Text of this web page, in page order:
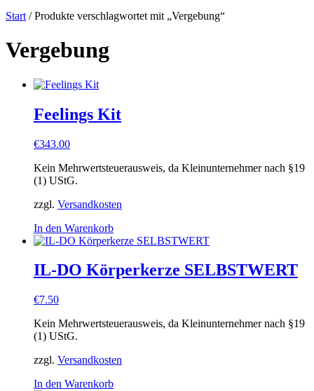
Start / Produkte verschlagwortet mit „Vergebung“
Vergebung
Feelings Kit
€343.00
Kein Mehrwertsteuerausweis, da Kleinunternehmer nach §19
(1) UStG.
zzgl. Versandkosten
In den Warenkorb
IL-DO Körperkerze SELBSTWERT
€7.50
Kein Mehrwertsteuerausweis, da Kleinunternehmer nach §19
(1) UStG.
zzgl. Versandkosten
In den Warenkorb